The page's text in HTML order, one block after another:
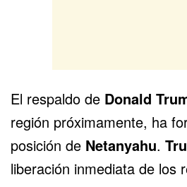
El respaldo de Donald
región próximamente, ha
posición de Netanyahu.
liberación inmediata de los